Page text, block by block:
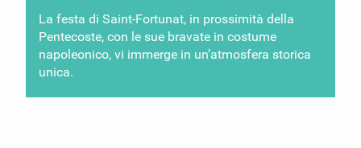
La festa di Saint-Fortunat, in prossimità della
Pentecoste, con le sue bravate in costume
napoleonico, vi immerge in un’atmosfera storica
unica.